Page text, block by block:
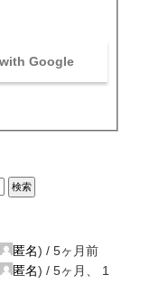
Google
匿名) / 5ヶ月前
匿名) / 5ヶ月、 1